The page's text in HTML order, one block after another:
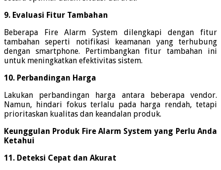
9. Evaluasi Fitur Tambahan
Beberapa Fire Alarm System dilengkapi dengan fitur
tambahan seperti notifikasi keamanan yang terhubung
dengan smartphone. Pertimbangkan fitur tambahan ini
untuk meningkatkan efektivitas sistem.
10. Perbandingan Harga
Lakukan perbandingan harga antara beberapa vendor.
Namun, hindari fokus terlalu pada harga rendah, tetapi
prioritaskan kualitas dan keandalan produk.
Keunggulan Produk Fire Alarm System yang Perlu Anda
Ketahui
11. Deteksi Cepat dan Akurat